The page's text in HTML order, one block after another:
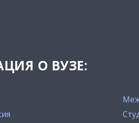
О ВУЗЕ: